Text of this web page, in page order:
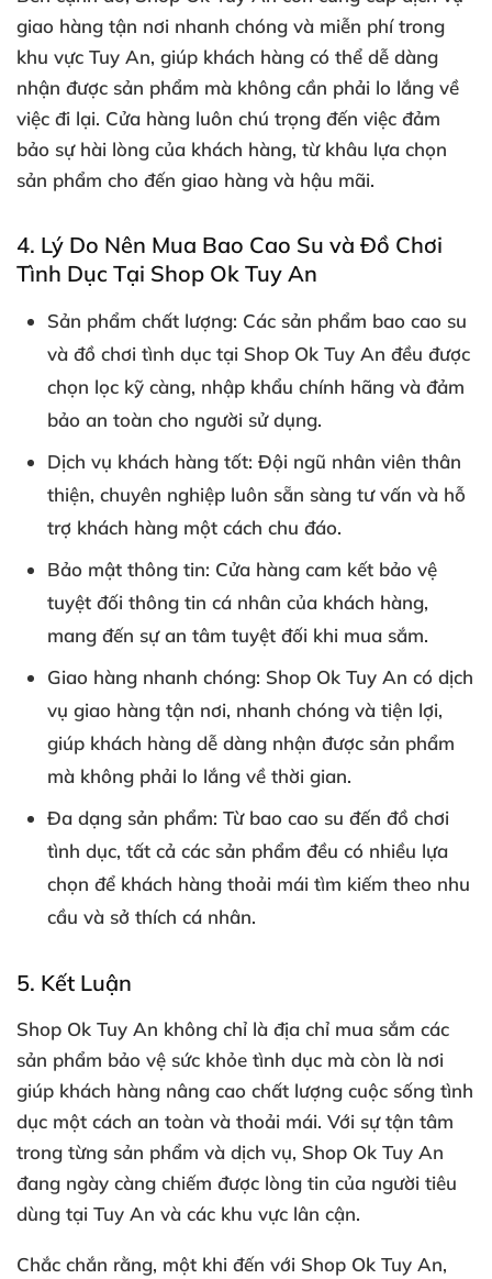
giao hàng tận nơi nhanh chóng và miễn phí trong
khu vực Tuy An, giúp khách hàng có thể dễ dàng
nhận được sản phẩm mà không cần phải lo lắng về
việc đi lại. Cửa hàng luôn chú trọng đến việc đảm
bảo sự hài lòng của khách hàng, từ khâu lựa chọn
sản phẩm cho đến giao hàng và hậu mãi.
4. Lý Do Nên Mua Bao Cao Su và Đồ Chơi
Tình Dục Tại Shop Ok Tuy An
Sản phẩm chất lượng: Các sản phẩm bao cao su
và đồ chơi tình dục tại Shop Ok Tuy An đều được
chọn lọc kỹ càng, nhập khẩu chính hãng và đảm
bảo an toàn cho người sử dụng.
Dịch vụ khách hàng tốt: Đội ngũ nhân viên thân
thiện, chuyên nghiệp luôn sẵn sàng tư vấn và hỗ
trợ khách hàng một cách chu đáo.
Bảo mật thông tin: Cửa hàng cam kết bảo vệ
tuyệt đối thông tin cá nhân của khách hàng,
mang đến sự an tâm tuyệt đối khi mua sắm.
Giao hàng nhanh chóng: Shop Ok Tuy An có dịch
vụ giao hàng tận nơi, nhanh chóng và tiện lợi,
giúp khách hàng dễ dàng nhận được sản phẩm
mà không phải lo lắng về thời gian.
Đa dạng sản phẩm: Từ bao cao su đến đồ chơi
tình dục, tất cả các sản phẩm đều có nhiều lựa
chọn để khách hàng thoải mái tìm kiếm theo nhu
cầu và sở thích cá nhân.
5. Kết Luận
Shop Ok Tuy An không chỉ là địa chỉ mua sắm các
sản phẩm bảo vệ sức khỏe tình dục mà còn là nơi
giúp khách hàng nâng cao chất lượng cuộc sống tình
dục một cách an toàn và thoải mái. Với sự tận tâm
trong từng sản phẩm và dịch vụ, Shop Ok Tuy An
đang ngày càng chiếm được lòng tin của người tiêu
dùng tại Tuy An và các khu vực lân cận.
Chắc chắn rằng, một khi đến với Shop Ok Tuy An,